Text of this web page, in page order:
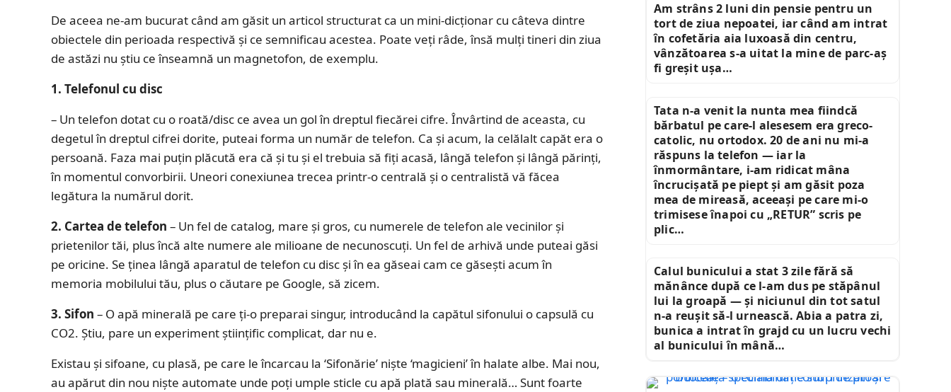
De aceea ne-am bucurat când am găsit un articol structurat ca un mini-dicționar cu câteva dintre
obiectele din perioada respectivă și ce semnificau acestea. Poate veți râde, însă mulți tineri din ziua
de astăzi nu știu ce înseamnă un magnetofon, de exemplu.
1. Telefonul cu disc
– Un telefon dotat cu o roată/disc ce avea un gol în dreptul fiecărei cifre. Învârtind de aceasta, cu
degetul în dreptul cifrei dorite, puteai forma un număr de telefon. Ca și acum, la celălalt capăt era o
persoană. Faza mai puțin plăcută era că și tu și el trebuia să fiți acasă, lângă telefon și lângă părinți,
în momentul convorbirii. Uneori conexiunea trecea printr-o centrală și o centralistă vă făcea
legătura la numărul dorit.
2. Cartea de telefon – Un fel de catalog, mare și gros, cu numerele de telefon ale vecinilor și
prietenilor tăi, plus încă alte numere ale milioane de necunoscuți. Un fel de arhivă unde puteai găsi
pe oricine. Se ținea lângă aparatul de telefon cu disc și în ea găseai cam ce găsești acum în
memoria mobilului tău, plus o căutare pe Google, să zicem.
3. Sifon – O apă minerală pe care ți-o preparai singur, introducând la capătul sifonului o capsulă cu
CO2. Știu, pare un experiment științific complicat, dar nu e.
Existau și sifoane, cu plasă, pe care le încarcau la ‘Sifonărie’ niște ‘magicieni’ în halate albe. Mai nou,
au apărut din nou niște automate unde poți umple sticle cu apă plată sau minerală… Sunt foarte
Am strâns 2 luni din pensie pentru un
tort de ziua nepoatei, iar când am intrat
în cofetăria aia luxoasă din centru,
vânzătoarea s-a uitat la mine de parc-aș
fi greșit ușa…
Tata n-a venit la nunta mea fiindcă
bărbatul pe care-l alesesem era greco-
catolic, nu ortodox. 20 de ani nu mi-a
răspuns la telefon — iar la
înmormântare, i-am ridicat mâna
încrucișată pe piept și am găsit poza
mea de mireasă, aceeași pe care mi-o
trimisese înapoi cu „RETUR” scris pe
plic…
Calul bunicului a stat 3 zile fără să
mănânce după ce l-am dus pe stăpânul
lui la groapă — și niciunul din tot satul
n-a reușit să-l urnească. Abia a patra zi,
bunica a intrat în grajd cu un lucru vechi
al bunicului în mână…